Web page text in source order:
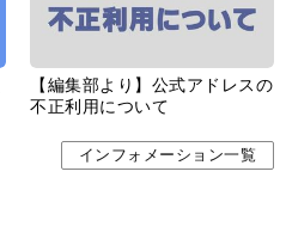
【編集部より】公式アドレスの
不正利用について
インフォメーション一覧